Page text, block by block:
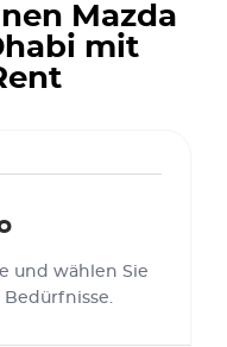
Mazda
mit
und wählen Sie